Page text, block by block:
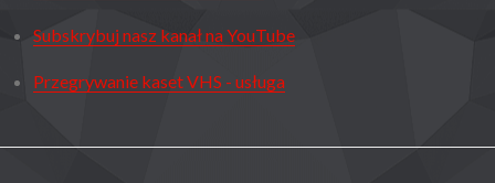
Subskrybuj nasz kanał na YouTube
Przegrywanie kaset VHS - usługa